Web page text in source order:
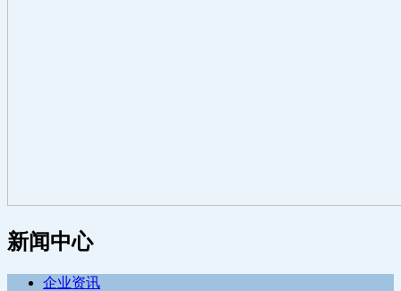
新闻中心
企业资讯